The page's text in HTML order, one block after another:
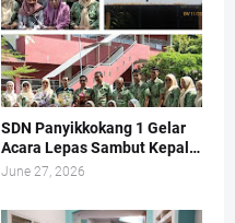
SDN Panyikkokang 1 Gelar
Acara Lepas Sambut Kepala
Sekolah
June 27, 2026